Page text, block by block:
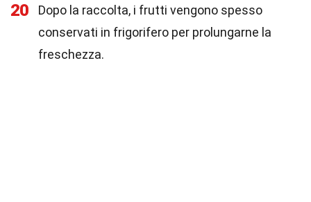
20
Dopo la raccolta, i frutti vengono spesso
conservati in frigorifero per prolungarne la
freschezza.